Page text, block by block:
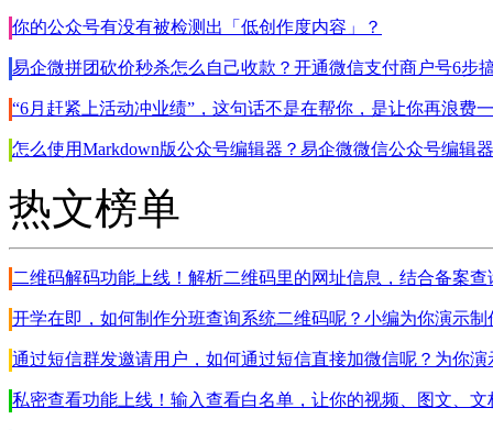
你的公众号有没有被检测出「低创作度内容」？
易企微拼团砍价秒杀怎么自己收款？开通微信支付商户号6步
“6月赶紧上活动冲业绩”，这句话不是在帮你，是让你再浪费
怎么使用Markdown版公众号编辑器？易企微微信公众号编辑
热文榜单
二维码解码功能上线！解析二维码里的网址信息，结合备案
开学在即，如何制作分班查询系统二维码呢？小编为你演示制
通过短信群发邀请用户，如何通过短信直接加微信呢？为你
私密查看功能上线！输入查看白名单，让你的视频、图文、